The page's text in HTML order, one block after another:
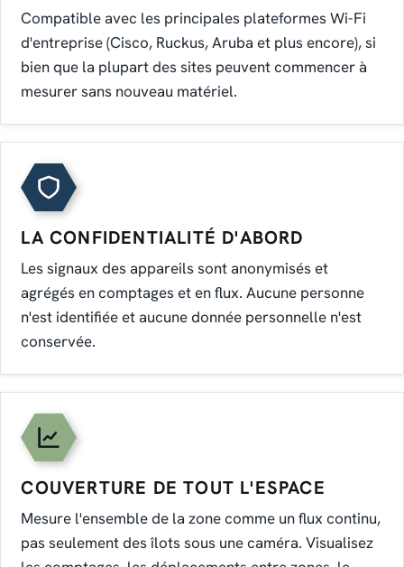
Compatible avec les principales plateformes Wi-Fi
d'entreprise (Cisco, Ruckus, Aruba et plus encore), si
bien que la plupart des sites peuvent commencer à
mesurer sans nouveau matériel.
LA CONFIDENTIALITÉ D'ABORD
Les signaux des appareils sont anonymisés et
agrégés en comptages et en flux. Aucune personne
n'est identifiée et aucune donnée personnelle n'est
conservée.
COUVERTURE DE TOUT L'ESPACE
Mesure l'ensemble de la zone comme un flux continu,
pas seulement des îlots sous une caméra. Visualisez